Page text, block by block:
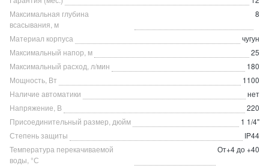
Максимальная глубина
всасывания, м
8
Материал корпуса
чугун
Максимальный напор, м
25
Максимальный расход, л/мин
180
Мощность, Вт
1100
Наличие автоматики
нет
Напряжение, В
220
Присоединительный размер, дюйм
1 1/4"
Степень защиты
IP44
Температура перекачиваемой
воды, °С
От+4 до +40